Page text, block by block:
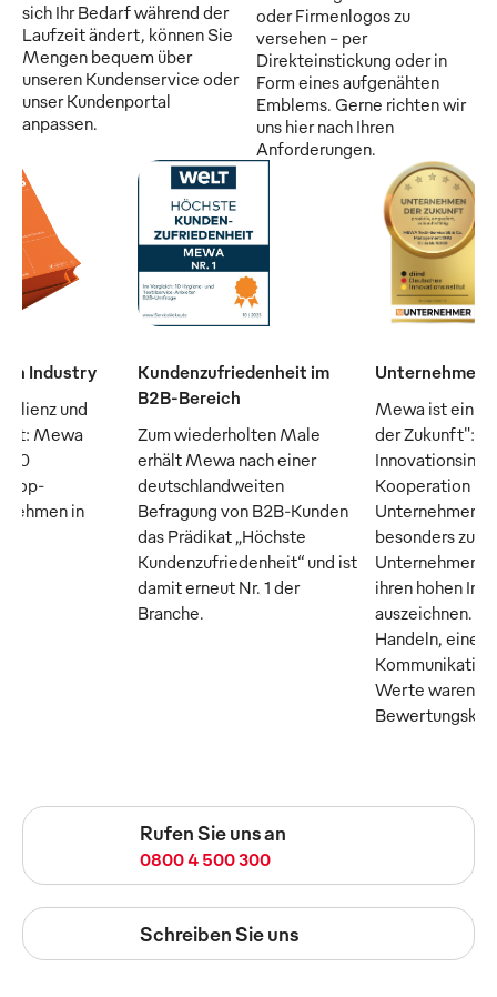
sich Ihr Bedarf während der
Laufzeit ändert, können Sie
Mengen bequem über
unseren Kundenservice oder
unser Kundenportal
anpassen.
oder Firmenlogos zu
versehen - per
Direkteinstickung oder in
Form eines aufgenähten
Emblems. Gerne richten wir
uns hier nach Ihren
Anforderungen.
Industry
und
Mewa
50
Top-
in
Kundenzufriedenheit im
B2B-Bereich
Zum wiederholten Male
erhält Mewa nach einer
deutschlandweiten
Befragung von B2B-Kunden
das Prädikat „Höchste
Kundenzufriedenheit“ und ist
damit erneut Nr. 1 der
Branche.
Unternehmen
Mewa ist ein
der Zukunft":
Kooperation
Unternehmer
besonders
Unternehmen,
ihren hohen
auszeichnen.
Handeln, eine
Werte waren
Rufen Sie uns an
0800 4 500 300
Schreiben Sie uns